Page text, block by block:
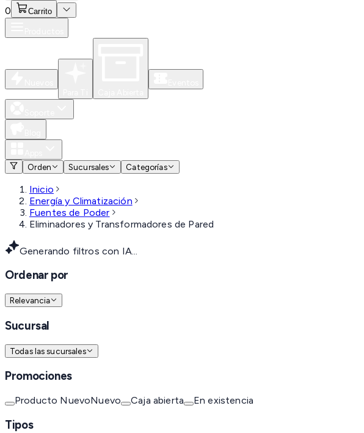
0 Carrito
Orden
Sucursales Categorías
Inicio
Energía y Climatización
Fuentes de Poder
Eliminadores y Transformadores de Pared
Generando filtros con IA...
Ordenar por
Relevancia
Sucursal
Todas las sucursales
Promociones
Producto NuevoNuevo Caja abierta En existencia
Tipos